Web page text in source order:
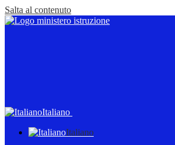
Salta al contenuto
Italiano
Italiano